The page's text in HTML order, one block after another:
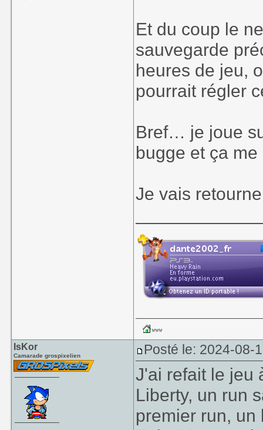
Et du coup le
sauvegarde
heures de jeu,
pourrait régler
Bref… je joue
bugge et ça
Je vais
IsKor
Camarade grospixelien Posté le: 2024-08-
J'ai refait le jeu
Liberty, un run
premier run, un